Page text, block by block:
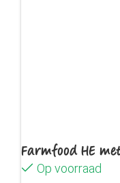
Farmfood HE
Op voorraad